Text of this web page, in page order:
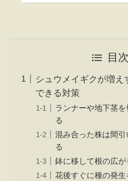
目次
シュウメイギクが増え
できる対策
ランナーや地下茎
る
混み合った株は間
る
鉢に移して根の広が
花後すぐに種の発